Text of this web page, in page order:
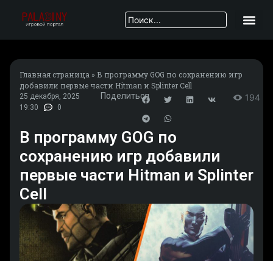
Главная страница » В программу GOG по сохранению игр
добавили первые части Hitman и Splinter Cell
25 декабря, 2025
19:30
0
Поделиться 194
В программу GOG по
сохранению игр добавили
первые части Hitman и Splinter
Cell